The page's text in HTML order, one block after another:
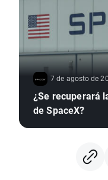
7 de agosto de
¿Se recuperará
de SpaceX?